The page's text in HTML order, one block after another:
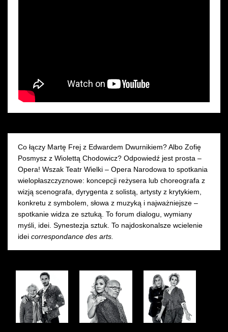
Dotacje celowe
Co łączy Martę Frej z Edwardem Dwurnikiem? Albo Zofię
Posmysz z Wiolettą Chodowicz? Odpowiedź jest prosta –
Opera! Wszak Teatr Wielki – Opera Narodowa to spotkania
wielopłaszczyznowe: koncepcji reżysera lub choreografa z
wizją scenografa, dyrygenta z solistą, artysty z krytykiem,
konkretu z symbolem, słowa z muzyką i najważniejsze –
spotkanie widza ze sztuką. To forum dialogu, wymiany
myśli, idei. Synestezja sztuk. To najdoskonalsze wcielenie
idei correspondance des arts.